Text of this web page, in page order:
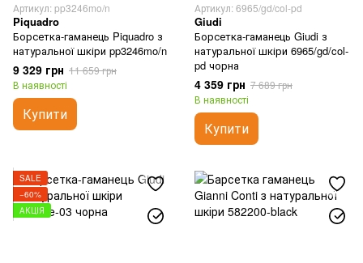
Артикул: pp3246mo/n
Piquadro
Борсетка-гаманець Piquadro з
натуральної шкіри pp3246mo/n
9 329 грн 11 659 грн
В наявності
Купити
Артикул: 6965/gd/col-pd
Giudi
Борсетка-гаманець Giudi з
натуральної шкіри 6965/gd/col-
pd чорна
4 359 грн 7 689 грн
В наявності
Купити
SALE
−60%
АКЦІЯ